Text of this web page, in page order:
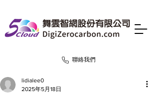
聯絡我們
lidialee0
2025年5月18日